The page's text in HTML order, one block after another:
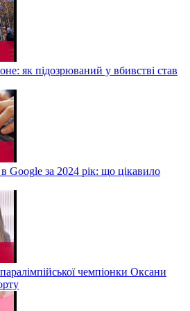
як підозрюваний у вбивстві став
Google за 2024 рік: що цікавило
чемпіонки Оксани